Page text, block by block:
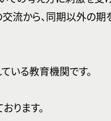
流から、同期以外の期
いる教育機関です。
ります。